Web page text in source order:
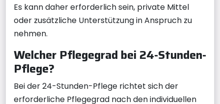
Es kann daher erforderlich sein, private Mittel
oder zusätzliche Unterstützung in Anspruch zu
nehmen.
Welcher Pflegegrad bei 24-Stunden-
Pflege?
Bei der 24-Stunden-Pflege richtet sich der
erforderliche Pflegegrad nach den individuellen